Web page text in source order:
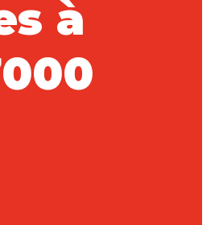
à